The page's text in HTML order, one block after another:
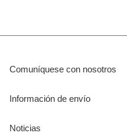
Comuníquese con nosotros
Información de envío
Noticias